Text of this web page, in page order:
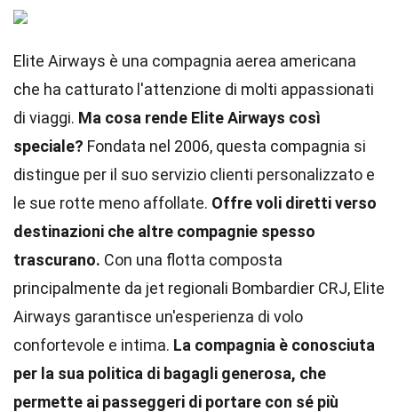
Elite Airways è una compagnia aerea americana
che ha catturato l'attenzione di molti appassionati
di viaggi. Ma cosa rende Elite Airways così
speciale? Fondata nel 2006, questa compagnia si
distingue per il suo servizio clienti personalizzato e
le sue rotte meno affollate. Offre voli diretti verso
destinazioni che altre compagnie spesso
trascurano. Con una flotta composta
principalmente da jet regionali Bombardier CRJ, Elite
Airways garantisce un'esperienza di volo
confortevole e intima. La compagnia è conosciuta
per la sua politica di bagagli generosa, che
permette ai passeggeri di portare con sé più